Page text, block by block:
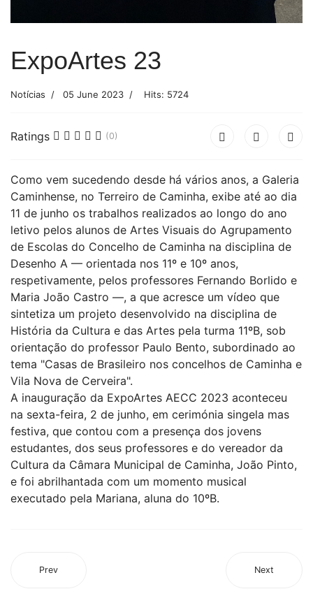
ExpoArtes 23
Notícias 05 June 2023 Hits: 5724
Ratings (0)
Como vem sucedendo desde há vários anos, a Galeria
Caminhense, no Terreiro de Caminha, exibe até ao dia
11 de junho os trabalhos realizados ao longo do ano
letivo pelos alunos de Artes Visuais do Agrupamento
de Escolas do Concelho de Caminha na disciplina de
Desenho A — orientada nos 11º e 10º anos,
respetivamente, pelos professores Fernando Borlido e
Maria João Castro —, a que acresce um vídeo que
sintetiza um projeto desenvolvido na disciplina de
História da Cultura e das Artes pela turma 11ºB, sob
orientação do professor Paulo Bento, subordinado ao
tema "Casas de Brasileiro nos concelhos de Caminha e
Vila Nova de Cerveira".
A inauguração da ExpoArtes AECC 2023 aconteceu
na sexta-feira, 2 de junho, em cerimónia singela mas
festiva, que contou com a presença dos jovens
estudantes, dos seus professores e do vereador da
Cultura da Câmara Municipal de Caminha, João Pinto,
e foi abrilhantada com um momento musical
executado pela Mariana, aluna do 10ºB.
Prev Next